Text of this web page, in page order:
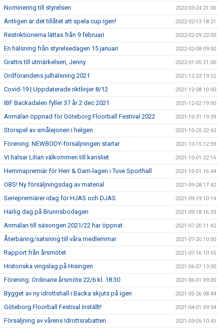
Nominering till styrelsen 2022-03-24 21:00
Äntligen är det tillåtet att spela cup igen! 2022-02-13 18:21
Restriktionerna lättas från 9 februari 2022-02-09 22:00
En hälsning från styrelsedagen 15 januari 2022-02-08 09:00
Grattis till utmärkelsen, Jenny 2022-01-05 21:00
Ordförandens julhälsning 2021 2021-12-23 19:52
Covid-19 | Uppdaterade riktlinjer 8/12 2021-12-08 10:00
IBF Backadalen fyller 37 år 2 dec 2021 2021-12-02 19:00
Anmälan öppnad för Göteborg Floorball Festival 2022 2021-10-31 19:39
Storspel av smålejonen i helgen 2021-10-25 22:42
Förening: NEWBODY-försäljningen startar 2021-10-15 12:59
Vi hälsar Lilian välkommen till kansliet 2021-10-01 22:16
Hemmapremiär för Herr & Dam-lagen i Tuve Sporthall 2021-10-01 16:44
OBS! Ny försäljningsdag av material 2021-09-28 17:42
Seriepremiärer idag för HJAS och DJAS 2021-09-19 10:14
Härlig dag på Brunnsbodagen 2021-09-18 16:33
Anmälan till säsongen 2021/22 har öppnat 2021-07-20 11:42
Återbäring/satsning till våra medlemmar 2021-07-20 10:00
Rapport från årsmötet 2021-07-16 10:55
Historiska vingslag på Hisingen 2021-06-07 13:00
Förening: Ordinarie årsmöte 22/6 kl. 18:30 2021-06-01 09:00
Bygget av ny idrottshall i Backa skjuts på igen 2021-05-26 08:44
Göteborg Floorball Festival Inställt! 2021-04-01 09:54
Försäljning av vårens Idrottsrabatten 2021-03-05 10:45